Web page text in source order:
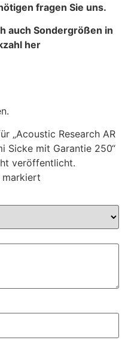
fragen Sie uns.
auch Sondergrößen in
her
„Acoustic Research AR
Sicke mit Garantie 250“
veröffentlicht.
markiert